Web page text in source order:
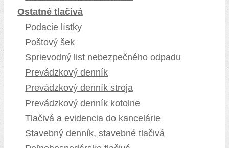
Ostatné tlačivá
Podacie lístky
Poštový šek
Sprievodný list nebezpečného odpadu
Prevádzkový denník
Prevádzkový denník stroja
Prevádzkový denník kotolne
Tlačivá a evidencia do kancelárie
Stavebný denník, stavebné tlačivá